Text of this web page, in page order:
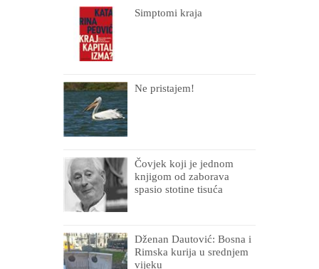
Simptomi kraja
Ne pristajem!
Čovjek koji je jednom
knjigom od zaborava
spasio stotine tisuća
Dženan Dautović: Bosna i
Rimska kurija u srednjem
vijeku